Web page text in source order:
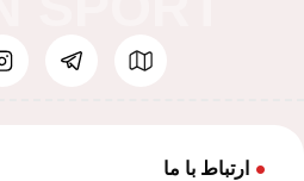
ارتباط با ما